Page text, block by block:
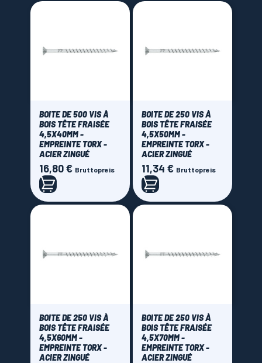
BOITE DE 500 VIS À
BOIS TÊTE FRAISÉE
4,5X40MM -
EMPREINTE TORX -
ACIER ZINGUÉ
Preis
16,80 € Bruttopreis
BOITE DE 250 VIS À
BOIS TÊTE FRAISÉE
4,5X50MM -
EMPREINTE TORX -
ACIER ZINGUÉ
Preis
11,34 € Bruttopreis
BOITE DE 250 VIS À
BOIS TÊTE FRAISÉE
4,5X60MM -
EMPREINTE TORX -
ACIER ZINGUÉ
BOITE DE 250 VIS À
BOIS TÊTE FRAISÉE
4,5X70MM -
EMPREINTE TORX -
ACIER ZINGUÉ